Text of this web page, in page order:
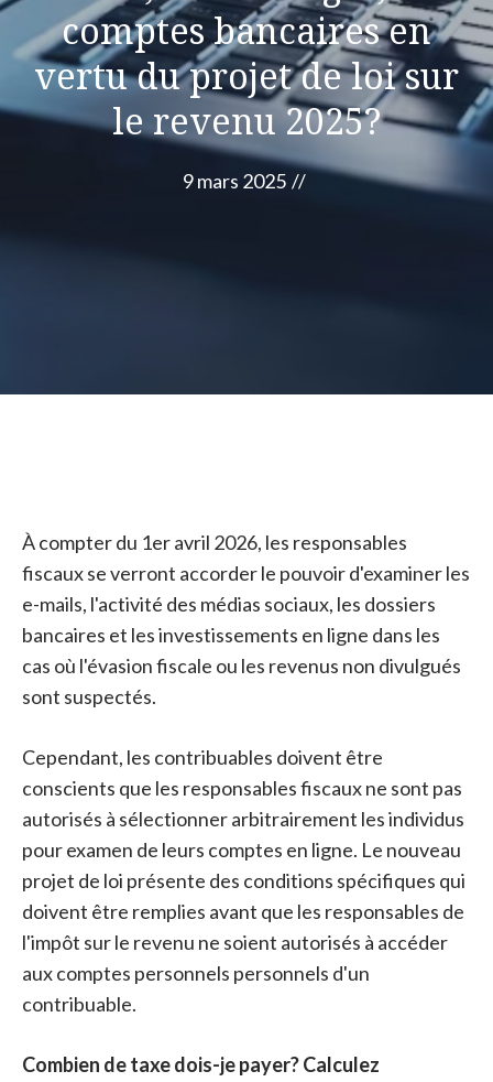
comptes bancaires en
vertu du projet de loi sur
le revenu 2025?
9 mars 2025 //
À compter du 1er avril 2026, les responsables
fiscaux se verront accorder le pouvoir d'examiner les
e-mails, l'activité des médias sociaux, les dossiers
bancaires et les investissements en ligne dans les
cas où l'évasion fiscale ou les revenus non divulgués
sont suspectés.
Cependant, les contribuables doivent être
conscients que les responsables fiscaux ne sont pas
autorisés à sélectionner arbitrairement les individus
pour examen de leurs comptes en ligne. Le nouveau
projet de loi présente des conditions spécifiques qui
doivent être remplies avant que les responsables de
l'impôt sur le revenu ne soient autorisés à accéder
aux comptes personnels personnels d'un
contribuable.
Combien de taxe dois-je payer? Calculez